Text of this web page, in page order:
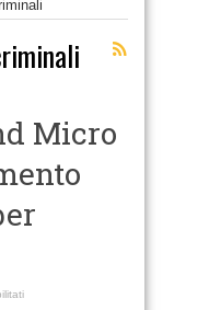
Micro
su